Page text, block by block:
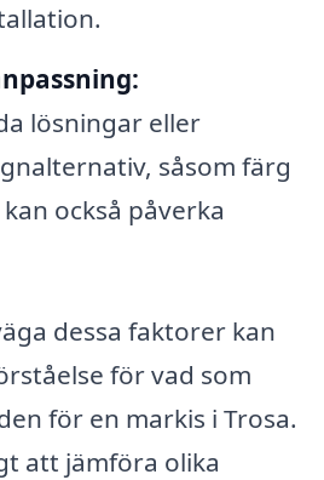
lösningar eller
såsom färg
också påverka
dessa faktorer kan
för vad som
för en markis i Trosa.
att jämföra olika